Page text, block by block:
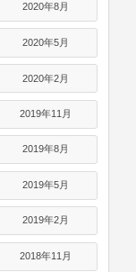
2020年8月
2020年5月
2020年2月
2019年11月
2019年8月
2019年5月
2019年2月
2018年11月